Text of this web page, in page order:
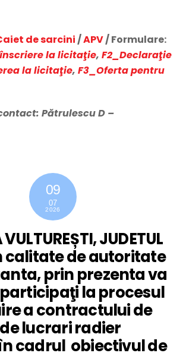
de sarcini /APV/ Formulare:
la licitaţie,F2_Declaraţie
la licitaţie,F3_Oferta pentru
Pătrulescu D –
09
07
2026
JUDETUL
calitate de autoritate
prin prezenta va
la procesul
a contractului de
lucrari radier
cadrul obiectivul de